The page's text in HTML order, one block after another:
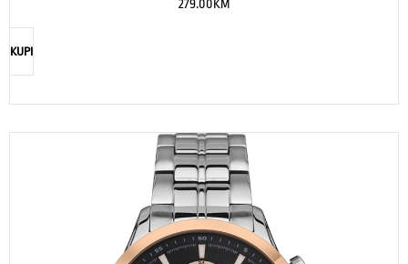
279.00KM
KUPI